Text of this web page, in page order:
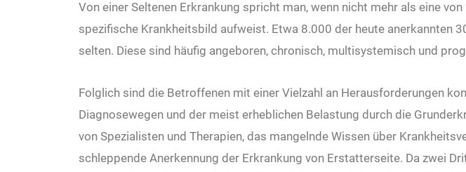
Von einer Seltenen Erkrankung spricht man, wenn nicht mehr als eine
spezifische Krankheitsbild aufweist. Etwa 8.000 der heute anerkannten
selten. Diese sind häufig angeboren, chronisch, multisystemisch und
Folglich sind die Betroffenen mit einer Vielzahl an Herausforderungen
Diagnosewegen und der meist erheblichen Belastung durch die
von Spezialisten und Therapien, das mangelnde Wissen über
schleppende Anerkennung der Erkrankung von Erstatterseite. Da zwei